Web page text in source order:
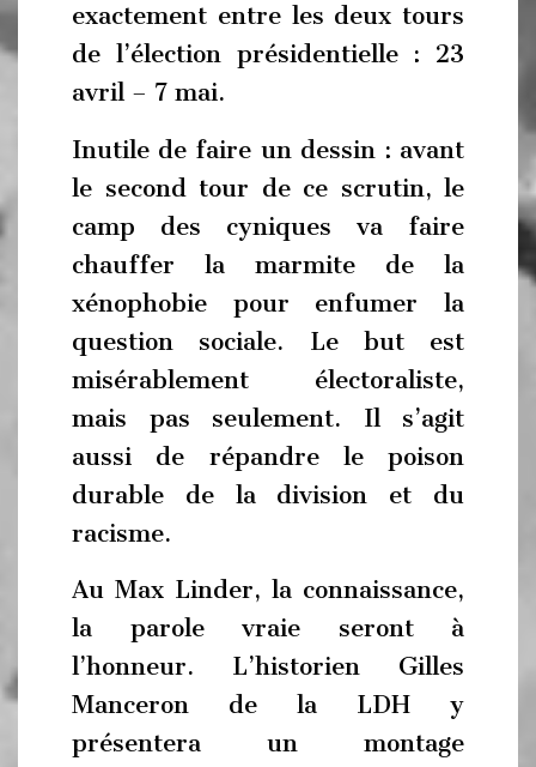
exactement entre les deux tours
de l’élection présidentielle : 23
avril – 7 mai.
Inutile de faire un dessin : avant
le second tour de ce scrutin, le
camp des cyniques va faire
chauffer la marmite de la
xénophobie pour enfumer la
question sociale. Le but est
misérablement électoraliste,
mais pas seulement. Il s’agit
aussi de répandre le poison
durable de la division et du
racisme.
Au Max Linder, la connaissance,
la parole vraie seront à
l’honneur. L’historien Gilles
Manceron de la LDH y
présentera un montage